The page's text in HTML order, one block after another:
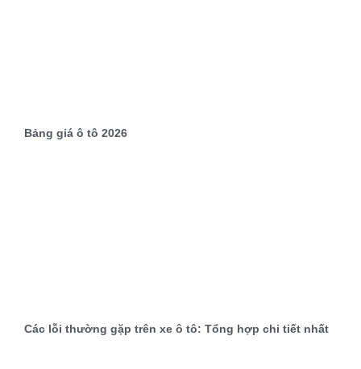
Bảng giá ô tô 2026
Các lỗi thường gặp trên xe ô tô: Tổng hợp chi tiết nhất